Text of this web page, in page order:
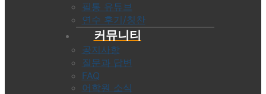
필통 유튜브
연수 후기/칭찬
커뮤니티
공지사항
질문과 답변
FAQ
어학원 소식